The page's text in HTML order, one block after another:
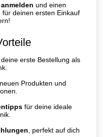
und einen
für deinen ersten Einkauf
erste Bestellung als
Produkten und
für deine ideale
, perfekt auf dich